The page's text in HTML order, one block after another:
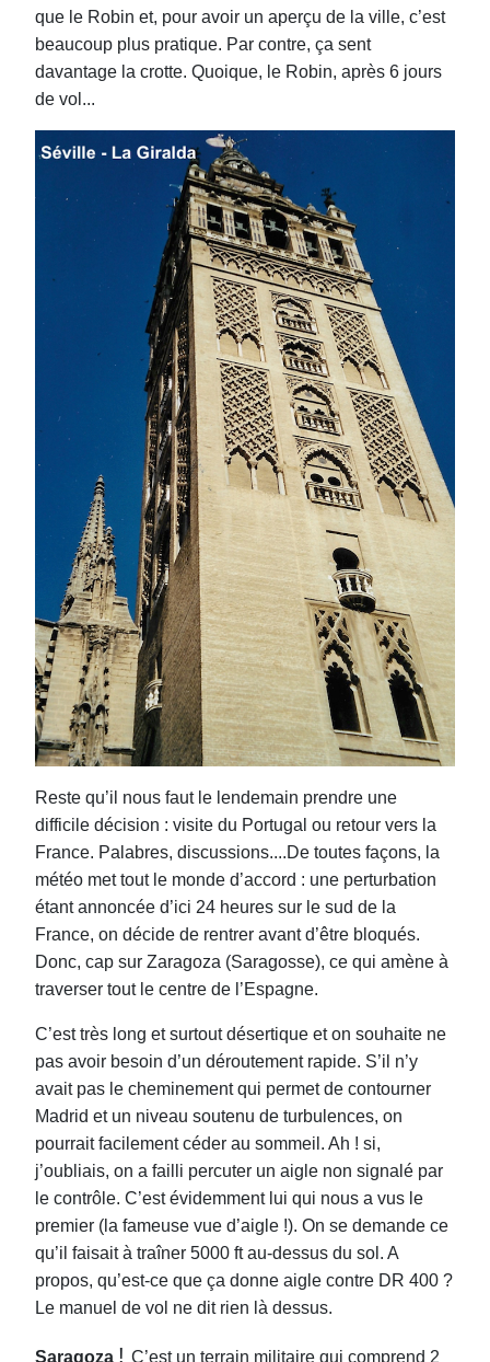
que le Robin et, pour avoir un aperçu de la ville, c’est
beaucoup plus pratique. Par contre, ça sent
davantage la crotte. Quoique, le Robin, après 6 jours
de vol...
Reste qu’il nous faut le lendemain prendre une
difficile décision : visite du Portugal ou retour vers la
France. Palabres, discussions....De toutes façons, la
météo met tout le monde d’accord : une perturbation
étant annoncée d’ici 24 heures sur le sud de la
France, on décide de rentrer avant d’être bloqués.
Donc, cap sur Zaragoza (Saragosse), ce qui amène à
traverser tout le centre de l’Espagne.
C’est très long et surtout désertique et on souhaite ne
pas avoir besoin d’un déroutement rapide. S’il n’y
avait pas le cheminement qui permet de contourner
Madrid et un niveau soutenu de turbulences, on
pourrait facilement céder au sommeil. Ah ! si,
j’oubliais, on a failli percuter un aigle non signalé par
le contrôle. C’est évidemment lui qui nous a vus le
premier (la fameuse vue d’aigle !). On se demande ce
qu’il faisait à traîner 5000 ft au-dessus du sol. A
propos, qu’est-ce que ça donne aigle contre DR 400 ?
Le manuel de vol ne dit rien là dessus.
Saragoza ! C’est un terrain militaire qui comprend 2